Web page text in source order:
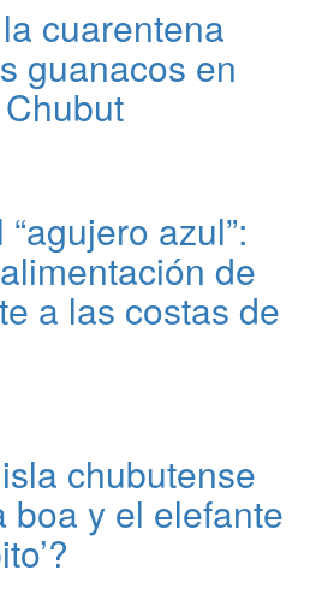
cuarentena
guanacos en
azul”:
de
a las costas de
chubutense
boa y el elefante